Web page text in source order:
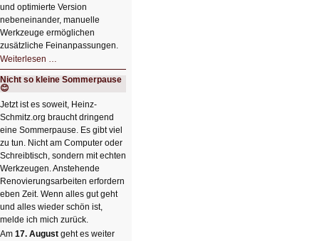
und optimierte Version
nebeneinander, manuelle
Werkzeuge ermöglichen
zusätzliche Feinanpassungen.
Weiterlesen …
Bildverschönerung
mit
einem
HIZ606:
Bildverschönerung
mit
einem
Klick
Nicht so kleine Sommerpause
😊
Jetzt ist es soweit, Heinz-
Schmitz.org braucht dringend
eine Sommerpause. Es gibt viel
zu tun. Nicht am Computer oder
Schreibtisch, sondern mit echten
Werkzeugen. Anstehende
Renovierungsarbeiten erfordern
eben Zeit. Wenn alles gut geht
und alles wieder schön ist,
melde ich mich zurück.
Am 17. August geht es weiter